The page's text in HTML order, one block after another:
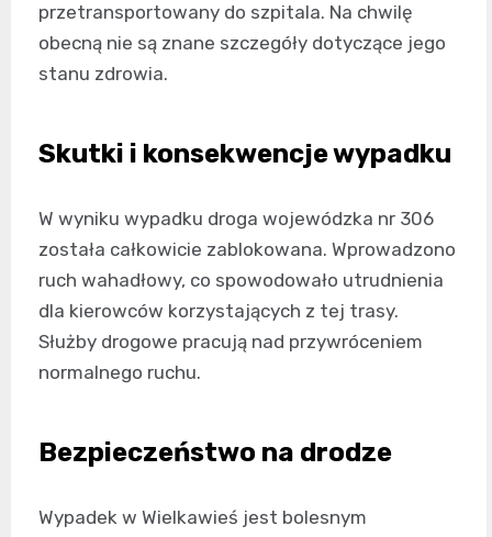
przetransportowany do szpitala. Na chwilę
obecną nie są znane szczegóły dotyczące jego
stanu zdrowia.
Skutki i konsekwencje wypadku
W wyniku wypadku droga wojewódzka nr 306
została całkowicie zablokowana. Wprowadzono
ruch wahadłowy, co spowodowało utrudnienia
dla kierowców korzystających z tej trasy.
Służby drogowe pracują nad przywróceniem
normalnego ruchu.
Bezpieczeństwo na drodze
Wypadek w Wielkawieś jest bolesnym